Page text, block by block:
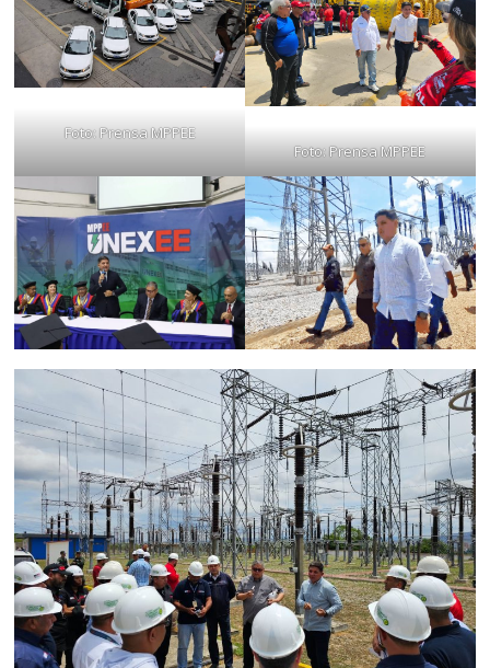
Foto: Prensa MPPEE
Foto: Prensa MPPEE